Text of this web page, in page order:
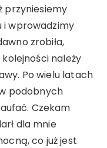
przyniesiemy
i wprowadzimy
zrobiła,
należy
Po wielu latach
podobnych
Czekam
dla mnie
co już jest